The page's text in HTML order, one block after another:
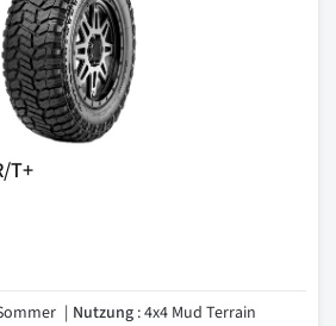
T+
Nutzung : 4x4 Mud Terrain